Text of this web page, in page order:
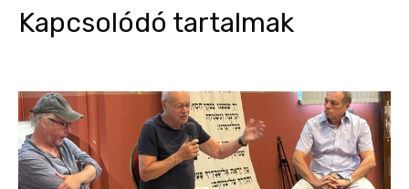
Kapcsolódó tartalmak